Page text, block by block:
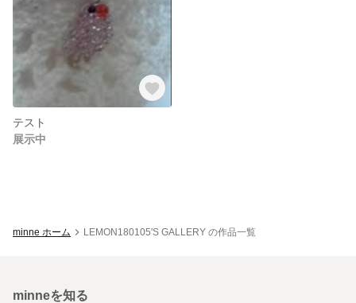
テスト
展示中
minne ホーム LEMON180105'S GALLERY の作品一覧
minneを知る